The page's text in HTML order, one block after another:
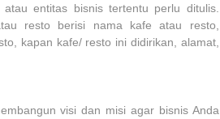
entitas bisnis tertentu perlu ditulis.
resto berisi nama kafe atau resto,
kapan kafe/ resto ini didirikan, alamat,
visi dan misi agar bisnis Anda